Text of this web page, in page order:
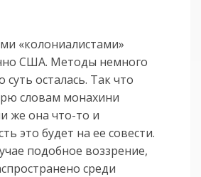
«колониалистами»
США. Методы немного
суть осталась. Так что
словам монахини
же она что-то и
это будет на ее совести.
подобное воззрение,
среди